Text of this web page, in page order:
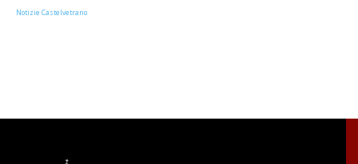
Notizie Castelvetrano